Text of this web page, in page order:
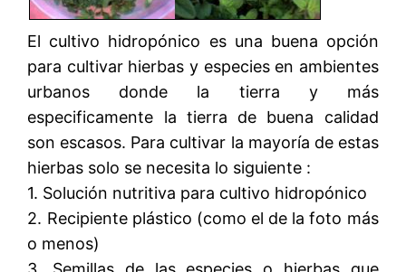
El cultivo hidropónico es una buena opción
para cultivar hierbas y especies en ambientes
urbanos donde la tierra y más
especificamente la tierra de buena calidad
son escasos. Para cultivar la mayoría de estas
hierbas solo se necesita lo siguiente :
1. Solución nutritiva para cultivo hidropónico
2. Recipiente plástico (como el de la foto más
o menos)